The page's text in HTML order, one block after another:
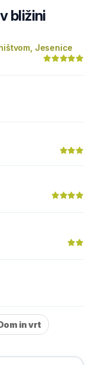
bližini
Jesenice
in vrt